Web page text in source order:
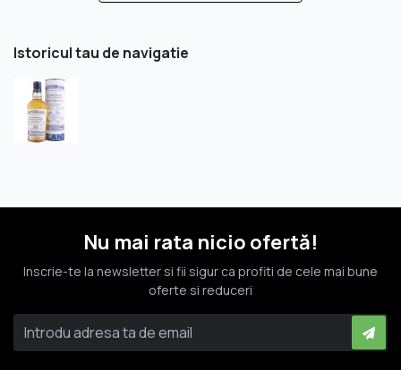
Istoricul tau de navigatie
Nu mai rata nicio ofertă!
Inscrie-te la newsletter si fii sigur ca profiti de cele mai bune
oferte si reduceri